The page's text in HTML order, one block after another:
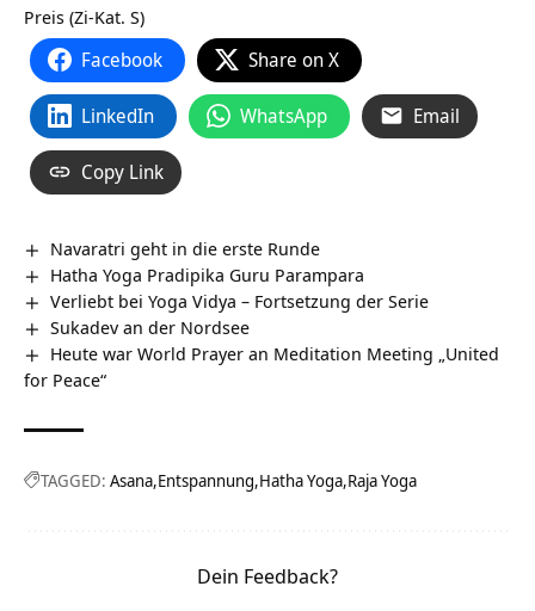
Preis (Zi-Kat. S)
Facebook Share on X
LinkedIn WhatsApp Email
Copy Link
Navaratri geht in die erste Runde
Hatha Yoga Pradipika Guru Parampara
Verliebt bei Yoga Vidya – Fortsetzung der Serie
Sukadev an der Nordsee
Heute war World Prayer an Meditation Meeting „United
for Peace“
TAGGED: Asana Entspannung Hatha Yoga Raja Yoga
Dein Feedback?